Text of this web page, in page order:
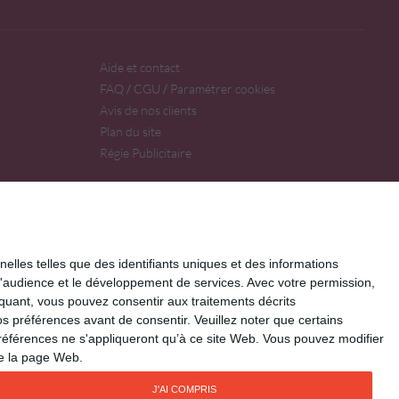
telles que des identifiants uniques et des informations
et le développement de services. Avec votre permission,
vous pouvez consentir aux traitements décrits
préférences avant de consentir. Veuillez noter que certains
ne s'appliqueront qu’à ce site Web. Vous pouvez modifier
la page Web.
J'AI COMPRIS
Aide et contact
FAQ / CGU / Paramétrer cookies
Avis de nos clients
Plan du site
Régie Publicitaire